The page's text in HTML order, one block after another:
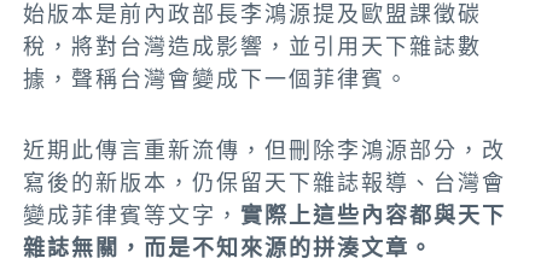
始版本是前內政部長李鴻源提及歐盟課徵碳
稅，將對台灣造成影響，並引用天下雜誌數
據，聲稱台灣會變成下一個菲律賓。
近期此傳言重新流傳，但刪除李鴻源部分，改
寫後的新版本，仍保留天下雜誌報導、台灣會
變成菲律賓等文字，實際上這些內容都與天下
雜誌無關，而是不知來源的拼湊文章。